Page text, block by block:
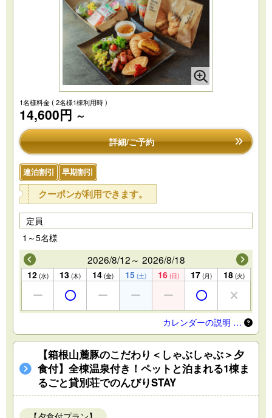
1名様料金( 2名様1棟利用時 )
14,600円 ～
詳細/ご予約
連泊割引 早期割引
クーポンが利用できます。
定員
1～5名様
2026/8/12～ 2026/8/18
12 (水) 13 (木) 14 (金) 15 (土) 16 (日) 17 (月) 18 (火)
カレンダーの説明 …
【箱根山麓豚のこだわり＜しゃぶしゃぶ＞夕
食付】全棟温泉付き！ペットと泊まれる1棟ま
るごと貸別荘でのんびりSTAY